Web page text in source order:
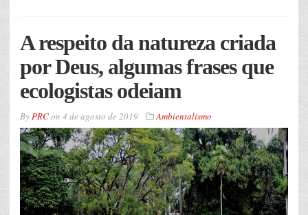
A respeito da natureza criada
por Deus, algumas frases que
ecologistas odeiam
ByPRCon 4 de agosto de 2019 Ambientalismo